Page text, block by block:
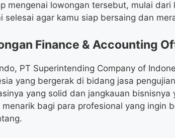
mengenai lowongan tersebut, mulai
selesai agar kamu siap bersaing dan
Finance & Accounting
PT Superintending Company of
yang bergerak di bidang jasa
yang solid dan jangkauan
menarik bagi para profesional yang ingin